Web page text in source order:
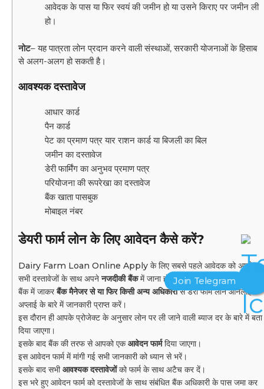
आवेदक के पास या फिर स्वयं की जमीन हो या उसने किराए पर जमीन ली
हो।
नोट– यह पात्रता लोन प्रदान करने वाली संस्थाओं, सरकारी योजनाओं के हिसाब
से अलग-अलग हो सकती है।
आवश्यक दस्तावेज
आधार कार्ड
पैन कार्ड
पेट का प्रमाण पत्र यार राशन कार्ड या बिजली का बिल
जमीन का दस्तावेज
डेरी फार्मिंग का अनुभव प्रमाण पत्र
परियोजना की रूपरेखा का दस्तावेज
बैंक खाता पासबुक
मोबाइल नंबर
डेयरी फार्म लोन के लिए आवेदन कैसे करें?
Dairy Farm Loan Online Apply के लिए सबसे पहले आवेदक को अपने
सभी दस्तावेजों के साथ अपनेनजदीकी बैंकमें जाना होगा।
बैंक में जाकरबैंक मैनेजर से या फिर किसी अन्य अधिकारीसे डेरी फार्म लोन ऑनलाइन
अप्लाई के बारे में जानकारी प्राप्त करें।
इस दौरान ही आपके प्रोजेक्ट के अनुसार लोन पर ली जाने वाली ब्याज दर के बारे में बता
दिया जाएगा।
इसके बाद बैंक की तरफ से आपको एकआवेदन फार्मदिया जाएगा।
इस आवेदन फार्म में मांगी गई सभी जानकारी को ध्यान से भरें।
इसके बाद सभीआवश्यक दस्तावेजोंको फार्म के साथ अटैच कर दें।
इस भरे हुए आवेदन फार्म को दस्तावेजों के साथ संबंधित बैंक अधिकारी के पास जमा कर